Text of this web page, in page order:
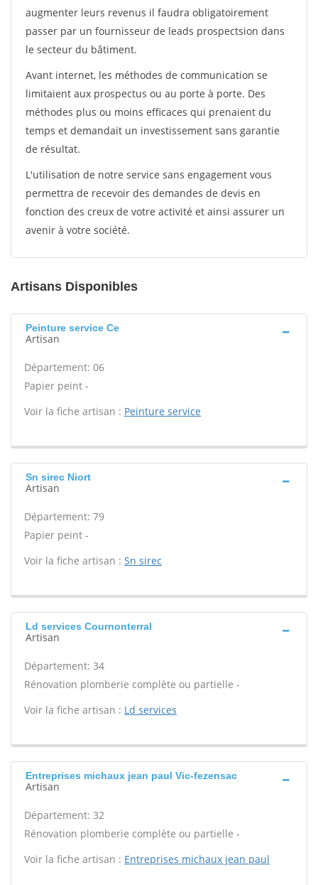
augmenter leurs revenus il faudra obligatoirement
passer par un fournisseur de leads prospectsion dans
le secteur du bâtiment.
Avant internet, les méthodes de communication se
limitaient aux prospectus ou au porte à porte. Des
méthodes plus ou moins efficaces qui prenaient du
temps et demandait un investissement sans garantie
de résultat.
L'utilisation de notre service sans engagement vous
permettra de recevoir des demandes de devis en
fonction des creux de votre activité et ainsi assurer un
avenir à votre société.
Artisans Disponibles
Peinture service Ce
Artisan
Département: 06
Papier peint -
Voir la fiche artisan : Peinture service
Sn sirec Niort
Artisan
Département: 79
Papier peint -
Voir la fiche artisan : Sn sirec
Ld services Cournonterral
Artisan
Département: 34
Rénovation plomberie complète ou partielle -
Voir la fiche artisan : Ld services
Entreprises michaux jean paul Vic-fezensac
Artisan
Département: 32
Rénovation plomberie complète ou partielle -
Voir la fiche artisan : Entreprises michaux jean paul